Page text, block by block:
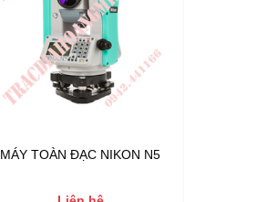
MÁY TOÀN ĐẠC NIKON N5